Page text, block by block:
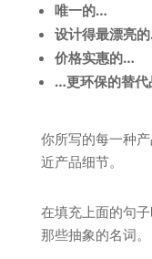
唯一的…
设计得最漂亮
价格实惠的…
…更环保的替代
你所写的每一种
近产品细节。
在填充上面的句
那些抽象的名词。